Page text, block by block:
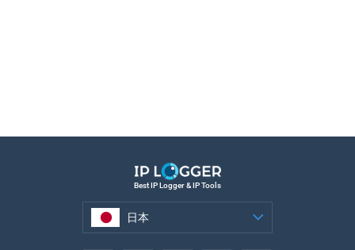
Best IP Logger & IP Tools
日本